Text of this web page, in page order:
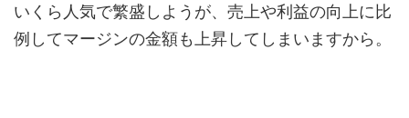
いくら人気で繁盛しようが、売上や利益の向上に比
例してマージンの金額も上昇してしまいますから。